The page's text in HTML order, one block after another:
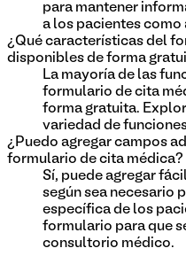
para mantener
a los pacientes como
¿Qué características del
disponibles de forma
La mayoría de las
formulario de cita
forma gratuita.
variedad de
¿Puedo agregar campos
formulario de cita médica?
Sí, puede agregar
según sea necesario
específica de los
formulario para que
consultorio médico.